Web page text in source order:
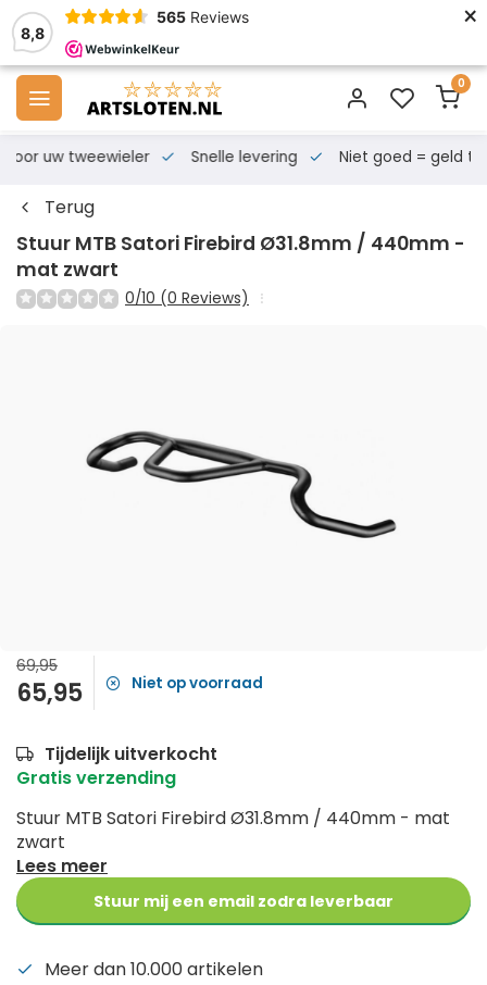
8,8
565 Reviews ×
0
voor uw tweewieler Snelle levering Niet goed = geld
Terug
Stuur MTB Satori Firebird Ø31.8mm / 440mm -
mat zwart
0/10 (0 Reviews)
69,95
65,95 Niet op voorraad
Tijdelijk uitverkocht
Gratis verzending
Stuur MTB Satori Firebird Ø31.8mm / 440mm - mat
zwart
Lees meer
Stuur mij een email zodra leverbaar
Meer dan 10.000 artikelen